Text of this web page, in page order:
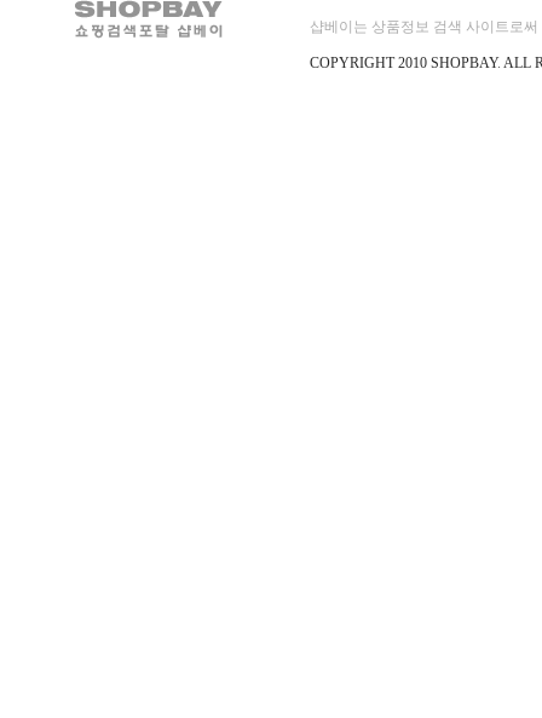
샵베이는 상품정보 검색 사이트로
COPYRIGHT 2010 SHOPBAY. ALL